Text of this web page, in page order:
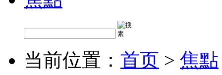
当前位置： 首页 > 焦點